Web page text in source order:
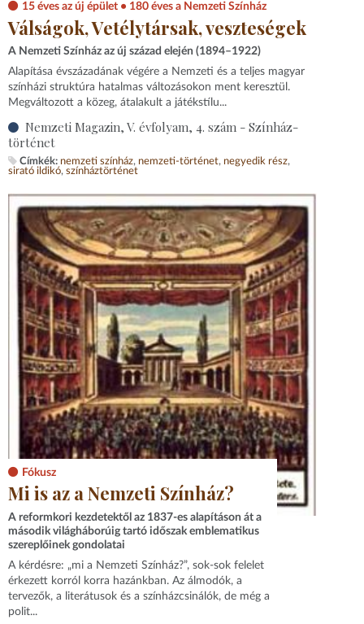
15 éves az új épület • 180 éves a Nemzeti Színház
Válságok, Vetélytársak, veszteségek
A Nemzeti Színház az új század elején (1894–1922)
Alapítása évszázadának végére a Nemzeti és a teljes magyar
színházi struktúra hatalmas változásokon ment keresztül.
Megváltozott a közeg, átalakult a játékstílu...
Nemzeti Magazin, V. évfolyam, 4. szám - Színház-
történet
Címkék: nemzeti színház nemzeti-történet negyedik rész
sirató ildikó színháztörténet
Fókusz
Mi is az a Nemzeti Színház?
A reformkori kezdetektől az 1837-es alapításon át a
második világháborúig tartó időszak emblematikus
szereplőinek gondolatai
A kérdésre: „mi a Nemzeti Színház?”, sok-sok felelet
érkezett korról korra hazánkban. Az álmodók, a
tervezők, a literátusok és a színházcsinálók, de még a
polit...